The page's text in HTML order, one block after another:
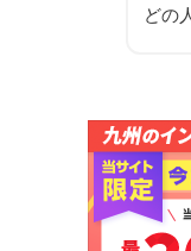
どの